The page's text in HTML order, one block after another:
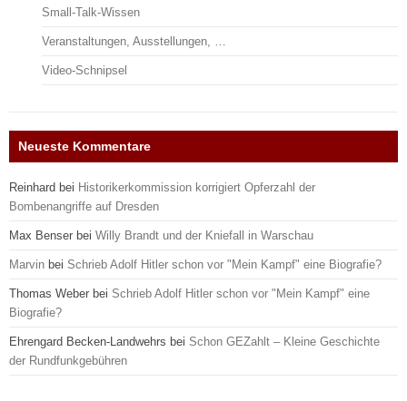
Small-Talk-Wissen
Veranstaltungen, Ausstellungen, …
Video-Schnipsel
Neueste Kommentare
Reinhard bei Historikerkommission korrigiert Opferzahl der
Bombenangriffe auf Dresden
Max Benser bei Willy Brandt und der Kniefall in Warschau
Marvin bei Schrieb Adolf Hitler schon vor "Mein Kampf" eine Biografie?
Thomas Weber bei Schrieb Adolf Hitler schon vor "Mein Kampf" eine
Biografie?
Ehrengard Becken-Landwehrs bei Schon GEZahlt – Kleine Geschichte
der Rundfunkgebühren